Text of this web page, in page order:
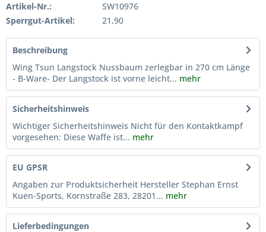
Artikel-Nr.:
SW10976
Sperrgut-Artikel:
21,90
Beschreibung
Wing Tsun Langstock Nussbaum zerlegbar in 270 cm Länge
- B-Ware- Der Langstock ist vorne leicht... mehr
Sicherheitshinweis
Wichtiger Sicherheitshinweis Nicht für den Kontaktkampf
vorgesehen: Diese Waffe ist... mehr
EU GPSR
Angaben zur Produktsicherheit Hersteller Stephan Ernst
Kuen-Sports, Kornstraße 283, 28201... mehr
Lieferbedingungen